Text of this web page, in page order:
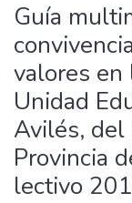
Guía
valores
Unidad
Avilés, del
Provincia
lectivo